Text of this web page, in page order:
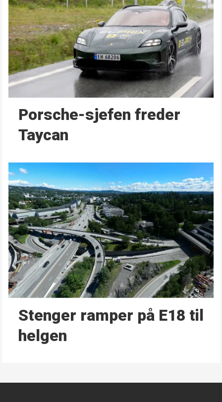
Porsche-sjefen freder
Taycan
Stenger ramper på E18 til
helgen